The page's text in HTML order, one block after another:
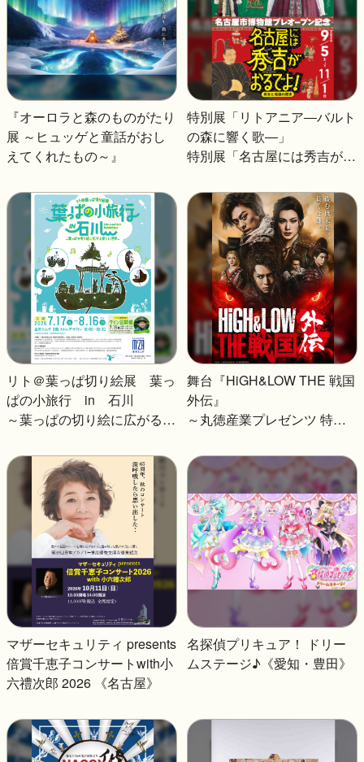
『オーロラと森のものがたり
展 ～ヒュッゲと童話がおし
えてくれたもの～』
特別展「リトアニア―バルト
の森に響く歌―」
特別展「名古屋には秀吉がお
―」
リト＠葉っぱ切り絵展 葉っ
ぱの小旅行 in 石川
～葉っぱの切り絵に広がる優
舞台『HiGH&LOW THE 戦国
外伝』
～丸徳産業プレゼンツ 特別
マザーセキュリティ presents
倍賞千恵子コンサートwith小
六禮次郎 2026 《名古屋》
名探偵プリキュア！ ドリー
ムステージ♪《愛知・豊田》